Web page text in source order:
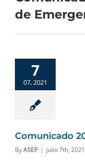
de
7
07, 2021
Comunicado
ByASEP | julio 7th, 2021